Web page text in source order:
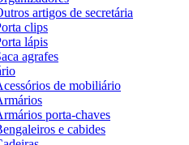
artigos de secretária
clips
lápis
agrafes
de mobiliário
porta-chaves
e cabides